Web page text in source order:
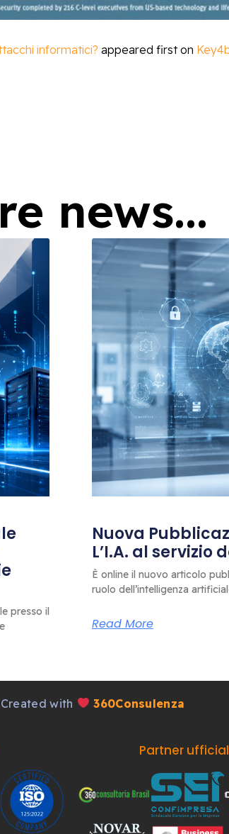
informatici? appeared first on
news...
presso il
Nuova
L’I.A. al servizio
È online il nuovo articolo
ruolo dell’intelligenza
Read More
with 360Consulenza
Partner